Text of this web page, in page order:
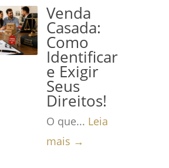
Venda
Casada:
Como
Identificar
e Exigir
Seus
Direitos!
O que... Leia
mais →